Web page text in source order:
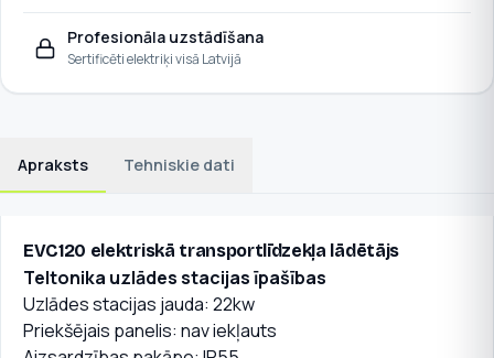
Profesionāla uzstādīšana
Sertificēti elektriķi visā Latvijā
Apraksts Tehniskie dati
EVC120 elektriskā transportlīdzekļa lādētājs
Teltonika uzlādes stacijas īpašības
Uzlādes stacijas jauda: 22kw
Priekšējais panelis: nav iekļauts